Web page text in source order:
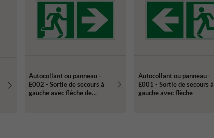
Autocollant ou panneau -
E002 - Sortie de secours à
gauche avec flèche de
Autocollant ou panneau -
E001 - Sortie de secours à
gauche avec flèche